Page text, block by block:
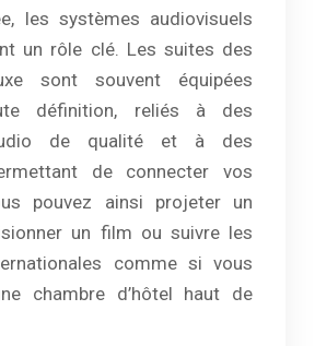
les systèmes audiovisuels
un rôle clé. Les suites des
sont souvent équipées
définition, reliés à des
de qualité et à des
de connecter vos
pouvez ainsi projeter un
un film ou suivre les
comme si vous
chambre d’hôtel haut de